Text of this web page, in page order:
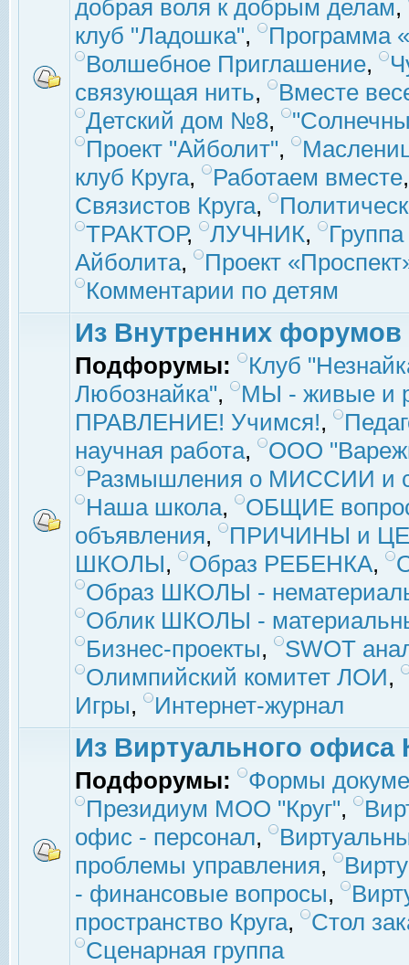
добрая воля к добрым делам,
клуб "Ладошка",
Программа
Волшебное Приглашение,
связующая нить,
Вместе
Детский дом №8,
Проект "Айболит",
клуб Круга, Работаем вместе
Связистов Круга,
ТРАКТОР, ЛУЧНИК,
Айболита,
Проект
Комментарии по детям
Из Внутренних форумов
Подфорумы:
Клуб
Любознайка",
МЫ - живые и
ПРАВЛЕНИЕ! Учимся!,
научная работа,
ООО
Размышления о МИССИИ и
Наша школа,
ОБЩИЕ
объявления,
ПРИЧИНЫ и
ШКОЛЫ, Образ РЕБЕНКА,
Образ ШКОЛЫ -
Облик ШКОЛЫ -
Бизнес-проекты,
SWOT
Олимпийский комитет ЛОИ,
Игры, Интернет-журнал
Из Виртуального офиса
Подфорумы:
Формы
Президиум МОО "Круг",
офис - персонал,
проблемы управления,
- финансовые вопросы,
пространство Круга,
Стол
Сценарная группа